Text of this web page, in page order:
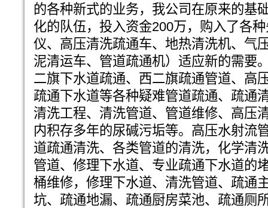
的各种新式的业务，我公司在原来的基
化的队伍，投入资金200万，购入了各
仪、高压清洗疏通车、地热清洗机、气
泥清运车、管道疏通机）适应新的需要
二旗下水道疏通、西二旗疏通管道、高
疏通下水道等各种疑难管道疏通、疏通
清洗工程、清洗管道、管道维修、高压
内积存多年的尿碱污垢等。高压水射流
道疏通清洗、各类管道的清洗，化学清
管道、修理下水道、专业疏通下水道的
桶维修，修理下水道、清洗管道、疏通
坑、疏通地漏、疏通厨房菜池、疏通厕